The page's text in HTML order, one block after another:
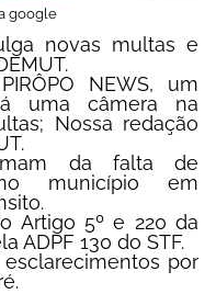
google
novas multas e
NEWS, um
uma câmera na
Nossa redação
da falta de
município em
Artigo 5º e 220 da
ADPF 130 do STF.
por